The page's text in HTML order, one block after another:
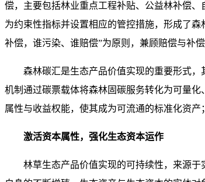
偿，主要包括林业重点工程补贴、公益林补偿
为约束性指标并设置相应的管控措施，形成了
补偿，谁污染、谁赔偿”为原则，兼顾赔偿与补
森林碳汇是生态产品价值实现的重要形式
机制通过碳票载体将森林固碳服务转化为可量
属性与收益权能，使其成为可流通的标准化资
激活资本属性，强化生态资本运作
林草生态产品价值实现的可持续性，来源